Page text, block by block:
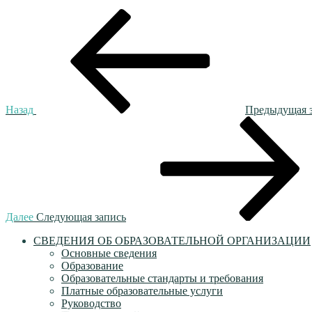
Назад
Предыдущая
Далее Следующая запись
СВЕДЕНИЯ ОБ ОБРАЗОВАТЕЛЬНОЙ ОРГАНИЗАЦИИ
Основные сведения
Образование
Образовательные стандарты и требования
Платные образовательные услуги
Руководство